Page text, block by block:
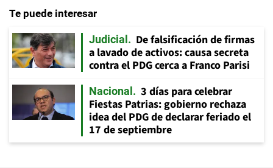
Te puede interesar
Judicial
De falsificación de firmas
a lavado de activos: causa secreta
contra el PDG cerca a Franco Parisi
Nacional
3 días para celebrar
Fiestas Patrias: gobierno rechaza
idea del PDG de declarar feriado el
17 de septiembre